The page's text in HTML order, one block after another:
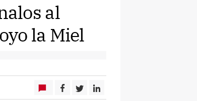
al
la Miel